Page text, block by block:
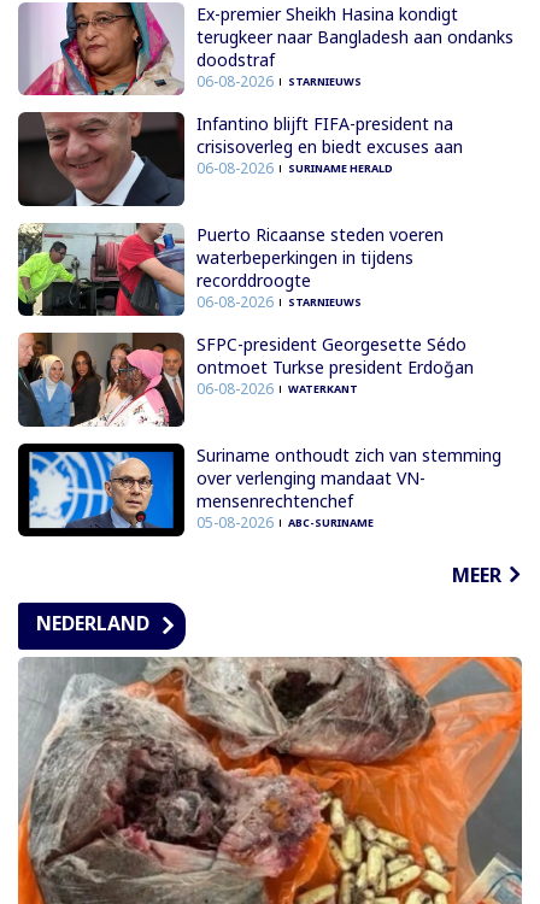
Ex-premier Sheikh Hasina kondigt
terugkeer naar Bangladesh aan ondanks
doodstraf
06-08-2026 STARNIEUWS
Infantino blijft FIFA-president na
crisisoverleg en biedt excuses aan
06-08-2026 SURINAME HERALD
Puerto Ricaanse steden voeren
waterbeperkingen in tijdens
recorddroogte
06-08-2026 STARNIEUWS
SFPC-president Georgesette Sédo
ontmoet Turkse president Erdoğan
06-08-2026 WATERKANT
Suriname onthoudt zich van stemming
over verlenging mandaat VN-
mensenrechtenchef
05-08-2026 ABC-SURINAME
MEER
NEDERLAND